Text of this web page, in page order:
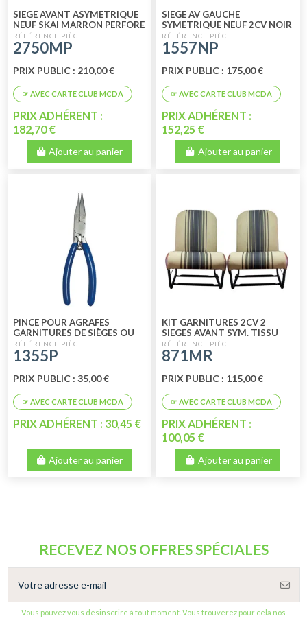
SIEGE AVANT ASYMETRIQUE
NEUF SKAI MARRON PERFORE
2750MP
PRIX PUBLIC : 210,00 €
PRIX ADHÉRENT :
182,70 €
Ajouter au panier
SIEGE AV GAUCHE
SYMETRIQUE NEUF 2CV NOIR
SKAI PERFORE
1557NP
PRIX PUBLIC : 175,00 €
PRIX ADHÉRENT :
152,25 €
Ajouter au panier
PINCE POUR AGRAFES
GARNITURES DE SIÈGES OU
BANQUETTES
1355P
PRIX PUBLIC : 35,00 €
PRIX ADHÉRENT : 30,45 €
Ajouter au panier
KIT GARNITURES 2CV 2
SIEGES AVANT SYM. TISSU
ORIGINE MARRON RAYE NOIR
871MR
PRIX PUBLIC : 115,00 €
PRIX ADHÉRENT :
100,05 €
Ajouter au panier
RECEVEZ NOS OFFRES SPÉCIALES
Vous pouvez vous désinscrire à tout moment. Vous trouverez pour cela nos